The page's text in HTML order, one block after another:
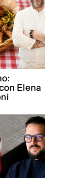
Elena